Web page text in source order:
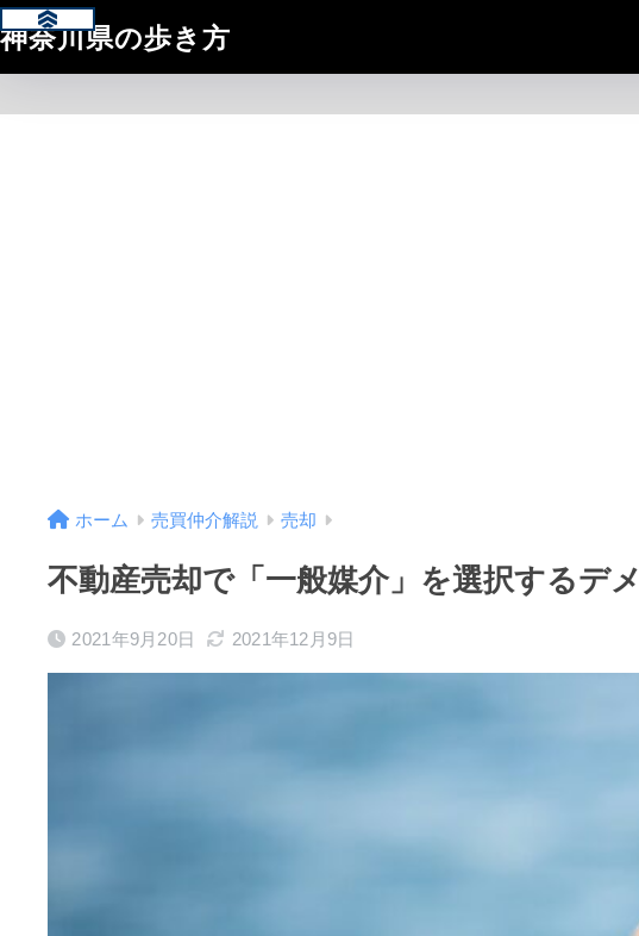
神奈川県の歩き方
ホーム 売買仲介解説 売却
不動産売却で「一般媒介」を選択するデ
2021年9月20日 2021年12月9日